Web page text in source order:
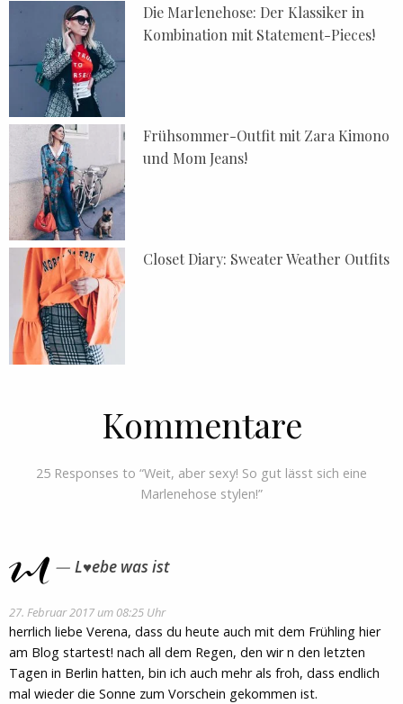
Die Marlenehose: Der Klassiker in
Kombination mit Statement-Pieces!
Frühsommer-Outfit mit Zara Kimono
und Mom Jeans!
Closet Diary: Sweater Weather Outfits
Kommentare
25 Responses to “Weit, aber sexy! So gut lässt sich eine
Marlenehose stylen!”
L♥ebe was ist
27. Februar 2017 um 08:25 Uhr
herrlich liebe Verena, dass du heute auch mit dem Frühling hier
am Blog startest! nach all dem Regen, den wir n den letzten
Tagen in Berlin hatten, bin ich auch mehr als froh, dass endlich
mal wieder die Sonne zum Vorschein gekommen ist.